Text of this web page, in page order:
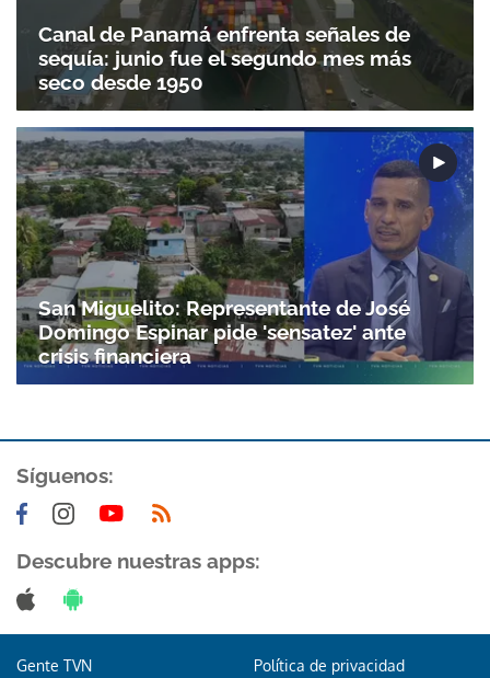
Canal de Panamá enfrenta señales de
sequía: junio fue el segundo mes más
seco desde 1950
San Miguelito: Representante de José
Domingo Espinar pide 'sensatez' ante
crisis financiera
Síguenos:
Descubre nuestras apps:
Gente TVN Política de privacidad